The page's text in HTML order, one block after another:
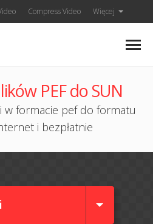
Compress Video Więcej
PEF do SUN
w formacie pef do formatu
i bezpłatnie